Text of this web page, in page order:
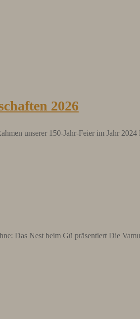
2026
unserer 150-Jahr-Feier im Jahr
Das Nest beim Gü präsentiert Die